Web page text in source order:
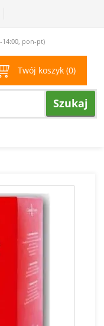
14:00, pon-pt)
Twój koszyk (0)
Szukaj